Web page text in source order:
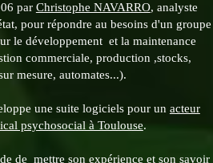
par Christophe NAVARRO, analyste
pour répondre au besoins d'un groupe
le développement et la maintenance
commerciale, production ,stocks,
mesure, automates...).
une suite logiciels pour un acteur
psychosocial à Toulouse.
de mettre son expérience et son savoir